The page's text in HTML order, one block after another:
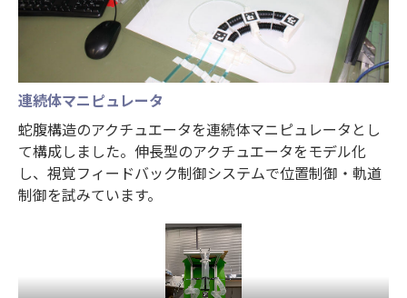
連続体マニピュレータ
蛇腹構造のアクチュエータを連続体マニピュレータとし
て構成しました。伸長型のアクチュエータをモデル化
し、視覚フィードバック制御システムで位置制御・軌道
制御を試みています。